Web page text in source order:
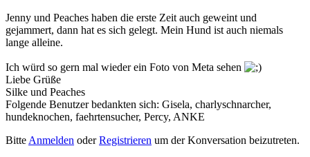
Jenny und Peaches haben die erste Zeit auch geweint und
gejammert, dann hat es sich gelegt. Mein Hund ist auch niemals
lange alleine.
Ich würd so gern mal wieder ein Foto von Meta sehen
Liebe Grüße
Silke und Peaches
Folgende Benutzer bedankten sich: Gisela, charlyschnarcher,
hundeknochen, faehrtensucher, Percy, ANKE
BitteAnmelden oderRegistrieren um der Konversation beizutreten.